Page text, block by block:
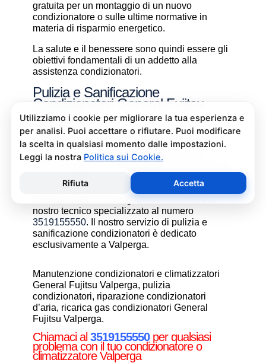
gratuita per un montaggio di un nuovo
condizionatore o sulle ultime normative in
materia di risparmio energetico.
La salute e il benessere sono quindi essere gli
obiettivi fondamentali di un addetto alla
assistenza condizionatori.
Pulizia e Sanificazione
Condizionatori General Fujitsu
Valperga
La pulizia e sanificazione condizionatori è
un’operazione che deve essere fatta con
attenzione e con i giusti prodotti per non
rischiare danni al condizionatore e alla salute di
chi vive nell’ambiente climatizzato. Se non
avete manualità o confidenza con i
condizionatori vi consigliamo di chiamare un
nostro tecnico specializzato al numero
3519155550. Il nostro servizio di pulizia e
sanificazione condizionatori è dedicato
esclusivamente a Valperga.
Manutenzione condizionatori e climatizzatori
General Fujitsu Valperga, pulizia
condizionatori, riparazione condizionatori
d’aria, ricarica gas condizionatori General
Fujitsu Valperga.
Chiamaci al 3519155550per qualsiasi
problema con il tuo condizionatore o
climatizzatore Valperga